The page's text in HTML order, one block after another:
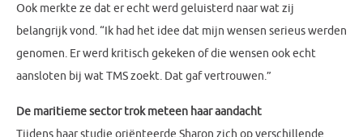
Ook merkte ze dat er echt werd geluisterd naar wat zij
belangrijk vond. “Ik had het idee dat mijn wensen serieus werden
genomen. Er werd kritisch gekeken of die wensen ook echt
aansloten bij wat TMS zoekt. Dat gaf vertrouwen.”
De maritieme sector trok meteen haar aandacht